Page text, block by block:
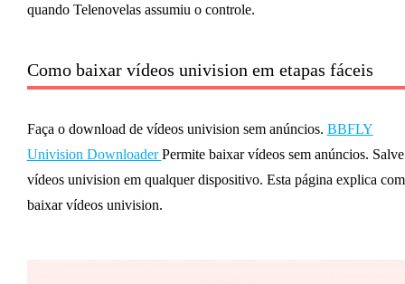
quando Telenovelas assumiu o controle.
Como baixar vídeos univision em etapas fáceis
Faça o download de vídeos univision sem anúncios. BBFLY
Univision DownloaderPermite baixar vídeos sem anúncios. Salve
vídeos univision em qualquer dispositivo. Esta página explica
baixar vídeos univision.